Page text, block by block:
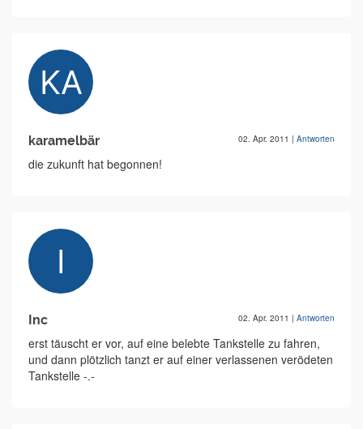
karamelbär 02. Apr. 2011 | Antworten
die zukunft hat begonnen!
Inc 02. Apr. 2011 | Antworten
erst täuscht er vor, auf eine belebte Tankstelle zu fahren,
und dann plötzlich tanzt er auf einer verlassenen verödeten
Tankstelle -.-